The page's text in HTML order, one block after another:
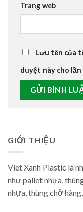
Trang web
Lưu tên của
duyệt này cho
GIỚI THIỆU
Viet Xanh Plastic là
như pallet nhựa,
nhựa, thùng chở